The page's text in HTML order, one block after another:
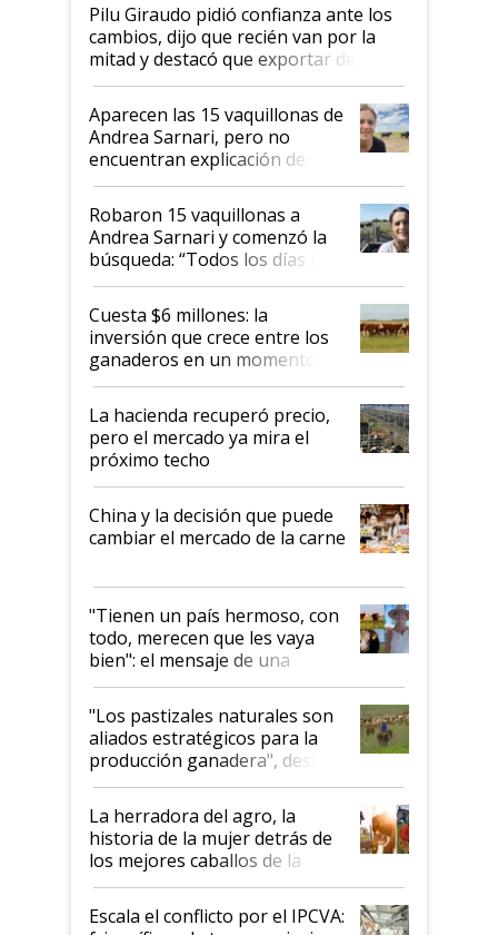
Pilu Giraudo pidió confianza ante los
cambios, dijo que recién van por la
mitad y destacó que exportar dejó de
ser "para unos pocos": "Tenemos un
mandato muy claro del gobierno
nacional"
Aparecen las 15 vaquillonas de
Andrea Sarnari, pero no
encuentran explicación de
cómo llegaron allí
Robaron 15 vaquillonas a
Andrea Sarnari y comenzó la
búsqueda: “Todos los días le
toca a algún productor”
Cuesta $6 millones: la
inversión que crece entre los
ganaderos en un momento
histórico para la actividad
La hacienda recuperó precio,
pero el mercado ya mira el
próximo techo
China y la decisión que puede
cambiar el mercado de la carne
"Tienen un país hermoso, con
todo, merecen que les vaya
bien": el mensaje de una
ganadera uruguaya sobre las
oportunidades que se abren
para el agro en Argentina, con
foco en la carne
"Los pastizales naturales son
aliados estratégicos para la
producción ganadera", destaca
la iniciativa que ya reúne a 46
establecimientos en Argentina
La herradora del agro, la
historia de la mujer detrás de
los mejores caballos de la
Argentina y los mitos que
todavía hacen sufrir a estos
animales: "Mientras me
Escala el conflicto por el IPCVA: